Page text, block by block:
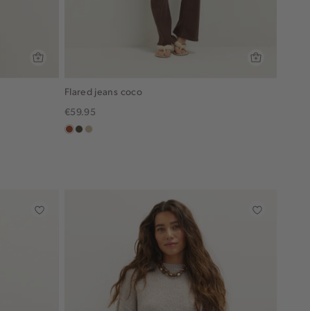
Flared jeans coco
€59.95
bruin
donkerkhaki
lichtzand